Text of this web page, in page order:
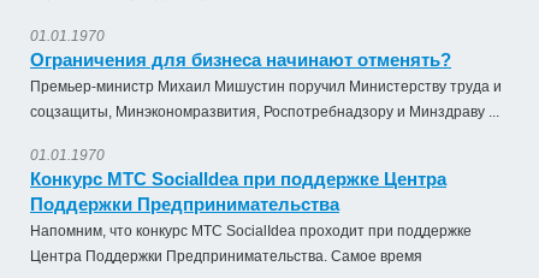
01.01.1970
Ограничения для бизнеса начинают отменять?
Премьер-министр Михаил Мишустин поручил Министерству труда и
соцзащиты, Минэкономразвития, Роспотребнадзору и Минздраву ...
01.01.1970
Конкурс МТС SocialIdea при поддержке Центра
Поддержки Предпринимательства
Напомним, что конкурс МТС SocialIdea проходит при поддержке
Центра Поддержки Предпринимательства. Самое время